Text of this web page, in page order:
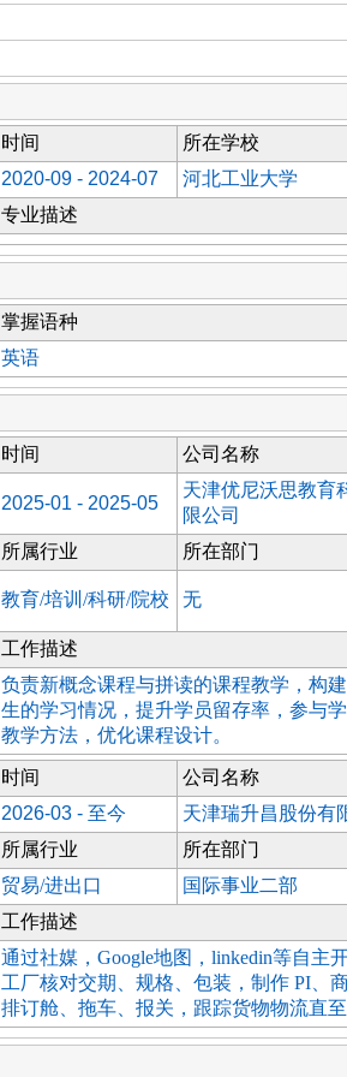
时间 所在学校
2020-09 - 2024-07
河北工业大学
专业描述
掌握语种
英语
时间 公司名称
2025-01 - 2025-05
天津优尼沃思教育
限公司
所属行业 所在部门
教育/培训/科研/院校 无
工作描述
负责新概念课程与拼读的课程教学，构
生的学习情况，提升学员留存率，参与
教学方法，优化课程设计。
时间 公司名称
2026-03 - 至今
天津瑞升昌股份有
所属行业
所在部门
贸易/进出口
国际事业二部
工作描述
通过社媒，Google地图，linkedin等自主
工厂核对交期、规格、包装，制作 PI、
排订舱、拖车、报关，跟踪货物物流直至